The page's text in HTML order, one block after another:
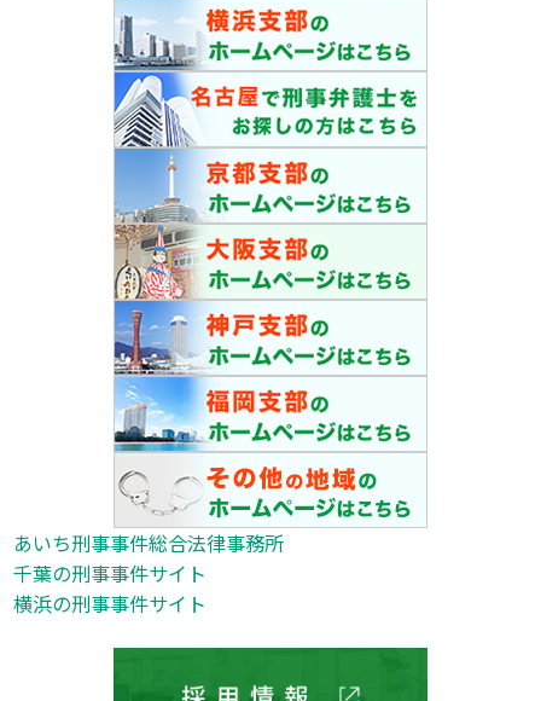
あいち刑事事件総合法律事務所
千葉の刑事事件サイト
横浜の刑事事件サイト